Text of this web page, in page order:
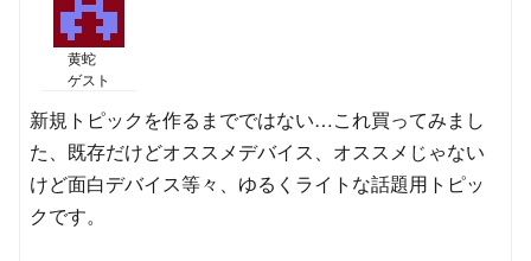
黄蛇
ゲスト
新規トピックを作るまでではない…これ買ってみまし
た、既存だけどオススメデバイス、オススメじゃない
けど面白デバイス等々、ゆるくライトな話題用トピッ
クです。